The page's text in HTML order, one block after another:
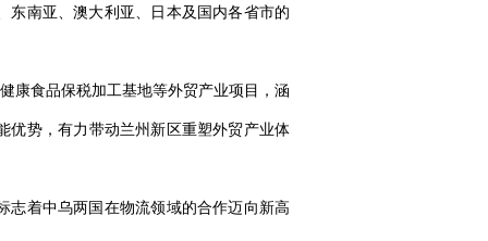
南亚、澳大利亚、日本及国内各省市的
康食品保税加工基地等外贸产业项目，涵
优势，有力带动兰州新区重塑外贸产业体
志着中乌两国在物流领域的合作迈向新高